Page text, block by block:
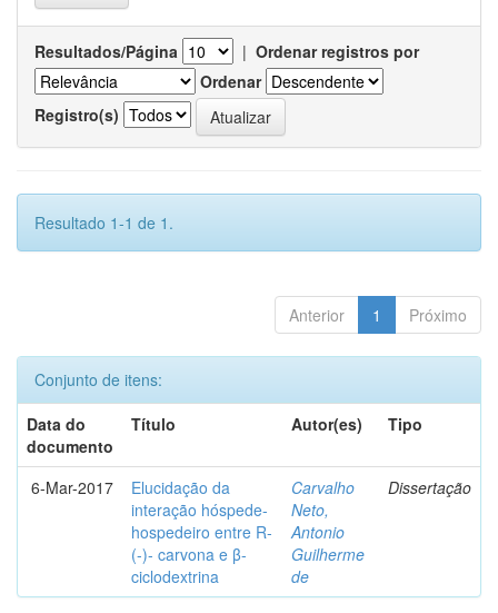
Resultados/Página | Ordenar registros por
Ordenar
Registro(s)
Resultado 1-1 de 1.
Anterior 1 Próximo
Conjunto de itens:
Data do
documento
Título Autor(es) Tipo
6-Mar-2017
Elucidação da
interação hóspede-
hospedeiro entre R-
(-)- carvona e β-
ciclodextrina
Carvalho
Neto,
Antonio
Guilherme
de
Dissertação